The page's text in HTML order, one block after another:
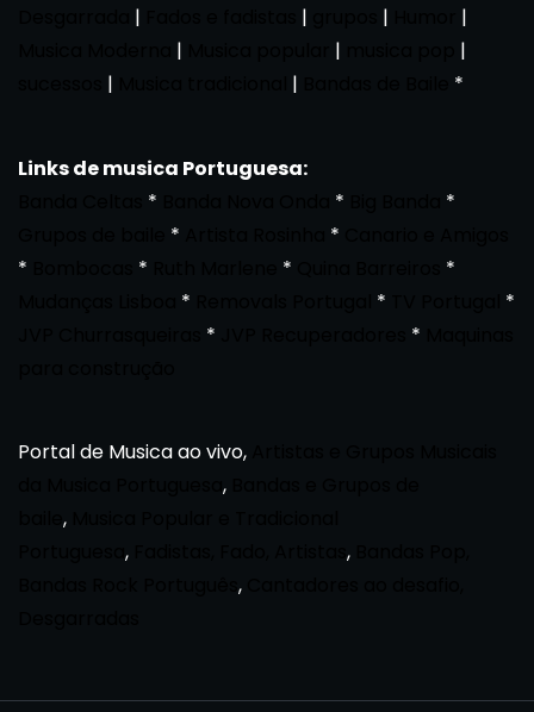
| | |
|
| |
|
| | *
Links de musica Portuguesa:
* *
*
* *
*
* *
*
* *
*
* *
Portal de Musica ao vivo,
,
,
, ,
,